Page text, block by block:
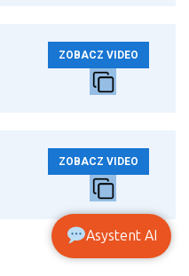
ZOBACZ VIDEO
ZOBACZ VIDEO
Asystent AI